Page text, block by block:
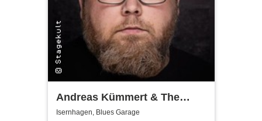
Andreas Kümmert & The
Electric Circus
Isernhagen, Blues Garage